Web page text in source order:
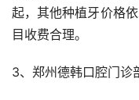
起，其他种植牙价格
目收费合理。
3、郑州德韩口腔门诊